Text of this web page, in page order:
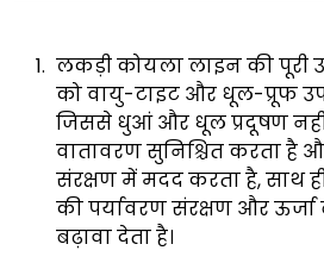
लकड़ी कोयला लाइन की पूरी
को वायु-टाइट और धूल-प्रूफ
जिससे धुआं और धूल प्रदूषण नहीं
वातावरण सुनिश्चित करता है
संरक्षण में मदद करता है, साथ
की पर्यावरण संरक्षण और
बढ़ावा देता है।